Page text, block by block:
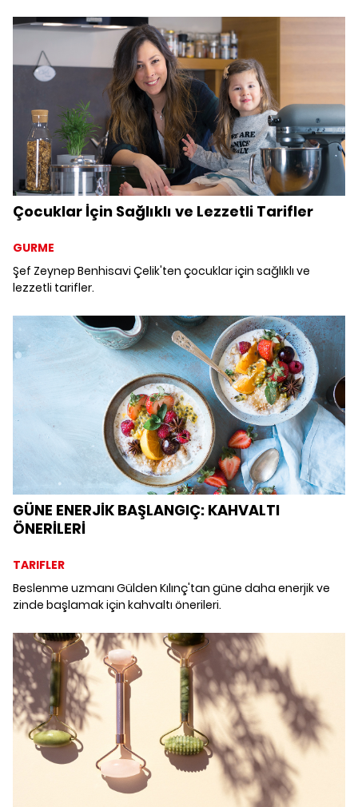
Çocuklar İçin Sağlıklı ve Lezzetli Tarifler
GURME
Şef Zeynep Benhisavi Çelik'ten çocuklar için sağlıklı ve
lezzetli tarifler.
GÜNE ENERJİK BAŞLANGIÇ: KAHVALTI
ÖNERİLERİ
TARIFLER
Beslenme uzmanı Gülden Kılınç'tan güne daha enerjik ve
zinde başlamak için kahvaltı önerileri.